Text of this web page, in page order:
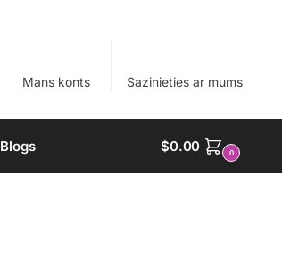
Mans konts Sazinieties ar mums
Blogs $0.00 0